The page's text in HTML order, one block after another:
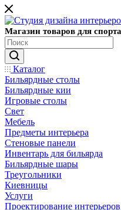
Магазин товаров для
Каталог
Бильярдные столы
Бильярдные кии
Игровые столы
Свет
Мебель
Предметы интерьера
Стеновые панели
Инвентарь для бильярда
Бильярдные шары
Треугольники
Киевницы
Услуги
Проектирование